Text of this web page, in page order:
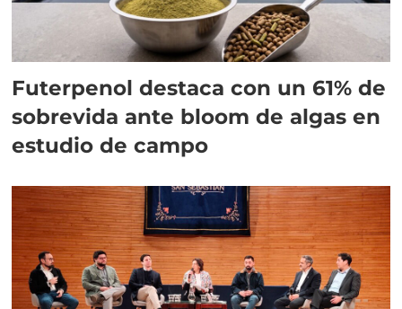
Futerpenol destaca con un 61% de
sobrevida ante bloom de algas en
estudio de campo